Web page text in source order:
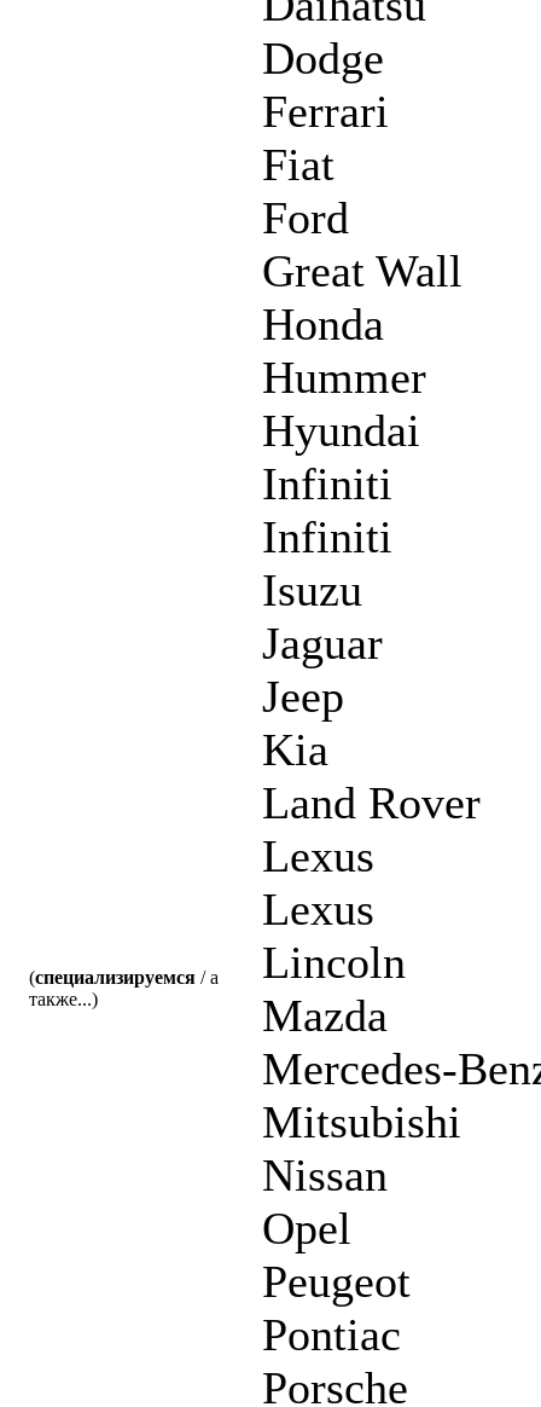
(специализируемся / а
также...)
Dodge
Ferrari
Fiat
Ford
Great Wall
Honda
Hummer
Hyundai
Infiniti
Infiniti
Isuzu
Jaguar
Jeep
Kia
Land Rover
Lexus
Lexus
Lincoln
Mazda
Mercedes-
Mitsubishi
Nissan
Opel
Peugeot
Pontiac
Porsche